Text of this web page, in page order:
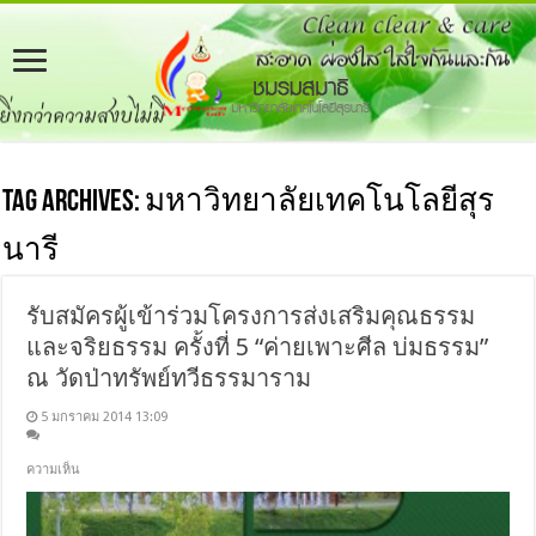
Tag Archives: มหาวิทยาลัยเทคโนโลยีสุร
นารี
รับสมัครผู้เข้าร่วมโครงการส่งเสริมคุณธรรม
และจริยธรรม ครั้งที่ 5 “ค่ายเพาะศีล บ่มธรรม”
ณ วัดป่าทรัพย์ทวีธรรมาราม
5 มกราคม 2014 13:09
ความเห็น